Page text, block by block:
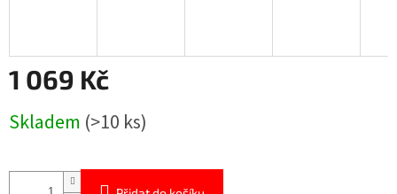
1 069 Kč
cena:
Skladem (>10 ks)